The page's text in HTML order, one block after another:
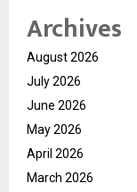
Archives
August 2026
July 2026
June 2026
May 2026
April 2026
March 2026